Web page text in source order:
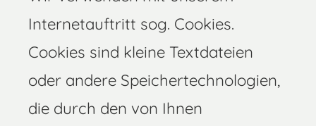
Internetauftritt sog. Cookies.
Cookies sind kleine Textdateien
oder andere Speichertechnologien,
die durch den von Ihnen